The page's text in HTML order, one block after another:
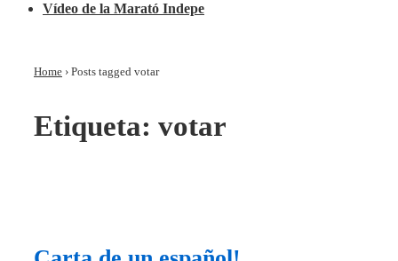
Vídeo de la Marató Indepe
Home › Posts tagged votar
Etiqueta: votar